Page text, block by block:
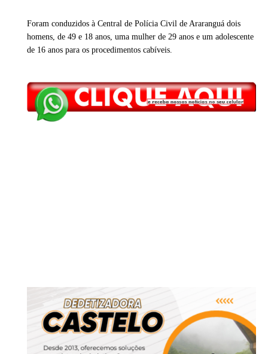
Foram conduzidos à Central de Polícia Civil de Araranguá dois
homens, de 49 e 18 anos, uma mulher de 29 anos e um adolescente
de 16 anos para os procedimentos cabíveis.